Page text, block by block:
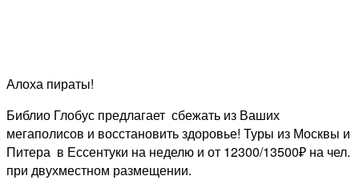
Алоха пираты!
Библио Глобус предлагает сбежать из Ваших
мегаполисов и восстановить здоровье! Туры из Москвы и
Питера в Ессентуки на неделю и от 12300/13500₽ на чел.
при двухместном размещении.